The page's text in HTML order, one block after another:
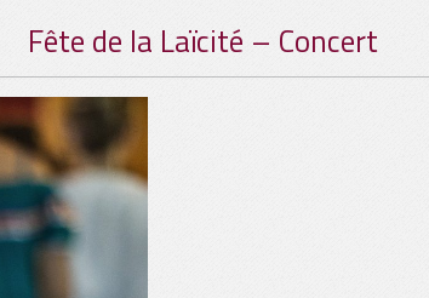
Fête de la Laïcité – Concert